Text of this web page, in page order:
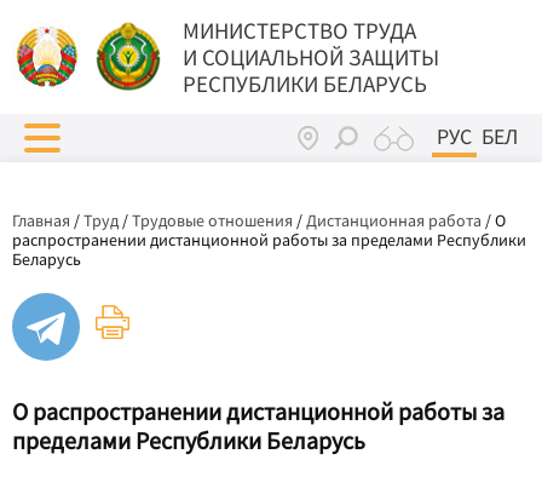
МИНИСТЕРСТВО ТРУДА
И СОЦИАЛЬНОЙ ЗАЩИТЫ
РЕСПУБЛИКИ БЕЛАРУСЬ
РУС БЕЛ
Главная /Труд/Трудовые отношения /Дистанционная работа /О
распространении дистанционной работы за пределами Республики
Беларусь
О распространении дистанционной работы за
пределами Республики Беларусь